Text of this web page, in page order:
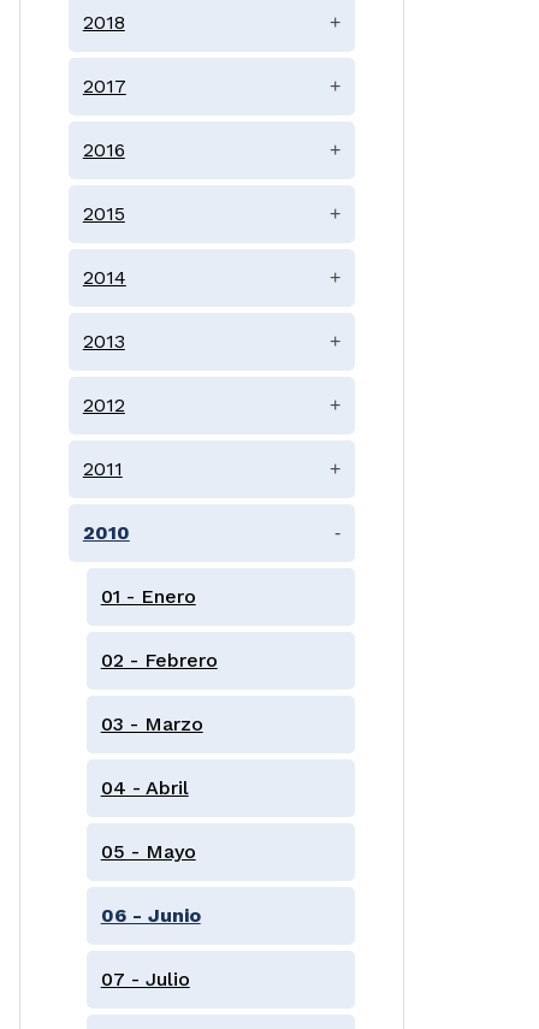
2018 +
2017 +
2016 +
2015 +
2014 +
2013 +
2012 +
2011 +
2010 -
01 - Enero
02 - Febrero
03 - Marzo
04 - Abril
05 - Mayo
06 - Junio
07 - Julio